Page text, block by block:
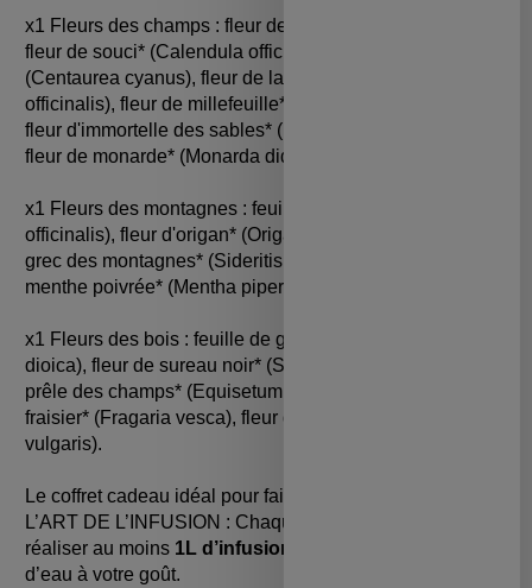
x1 Fleurs des champs : fleur de mauve* (Malva silvestris),
fleur de souci* (Calendula officinalis), fleur de bleuet*
(Centaurea cyanus), fleur de lavande* (Lavandula
officinalis), fleur de millefeuille* (Achillea millefolium),
fleur d'immortelle des sables* (Helichrysum arenarium),
fleur de monarde* (Monarda didyma).
x1 Fleurs des montagnes : feuille de sauge* (Salvia
officinalis), fleur d'origan* (Origanum vulgare), fleur de thé
grec des montagnes* (Sideritis scardica), feuille de
menthe poivrée* (Mentha piperita).
x1 Fleurs des bois : feuille de grande ortie* (Urtica
dioica), fleur de sureau noir* (Sambucus nigra), feuille de
prêle des champs* (Equisetum arvense), feuille de
fraisier* (Fragaria vesca), fleur de bruyère* (Calluna
vulgaris).
Le coffret cadeau idéal pour faire découvrir horae.
L’ART DE L’INFUSION : Chaque bouquet permet de
réaliser au moins 1L d’infusion
d’eau à votre goût.